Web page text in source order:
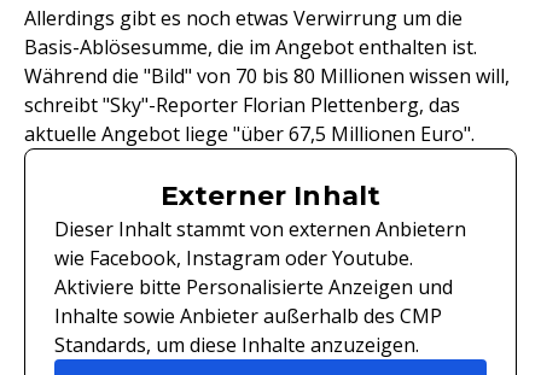
Allerdings gibt es noch etwas Verwirrung um die
Basis-Ablösesumme, die im Angebot enthalten ist.
Während die "Bild" von 70 bis 80 Millionen wissen will,
schreibt "Sky"-Reporter Florian Plettenberg, das
aktuelle Angebot liege "über 67,5 Millionen Euro".
Externer Inhalt
Dieser Inhalt stammt von externen Anbietern
wie Facebook, Instagram oder Youtube.
Aktiviere bitte Personalisierte Anzeigen und
Inhalte sowie Anbieter außerhalb des CMP
Standards, um diese Inhalte anzuzeigen.